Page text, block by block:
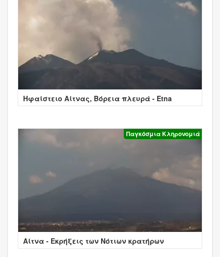
Ηφαίστειο Αίτνας, Βόρεια πλευρά - Etna
Παγκόσμια Κληρονομιά
Αίτνα - Εκρήξεις των Νότιων κρατήρων